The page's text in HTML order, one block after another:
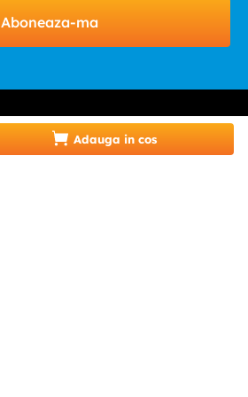
Adauga in cos
Aboneaza-ma